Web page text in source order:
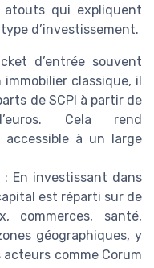
atouts qui expliquent
d’investissement.
d’entrée souvent
classique, il
de SCPI à partir de
Cela rend
accessible à un large
: En investissant dans
est réparti sur de
commerces, santé,
géographiques, y
acteurs comme Corum